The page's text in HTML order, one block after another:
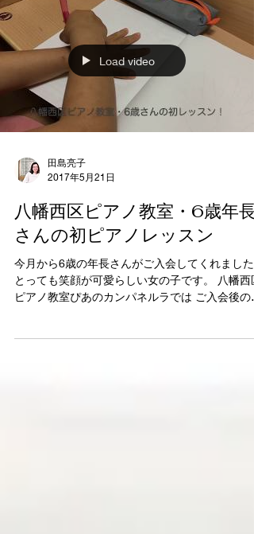
Load video
田島亮子
2017年5月21日
八幡西区ピアノ教室・6歳年長
さんの初ピアノレッスン
今月から6歳の年長さんがご入会してくれました
とっても笑顔が可愛らしい女の子です。 八幡西
ピアノ教室ぴあのカンパネルラでは ご入会後の